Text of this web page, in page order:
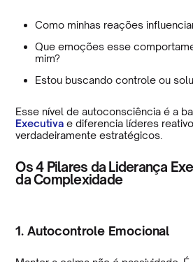
Como minhas reações
Que emoções esse
mim?
Estou buscando controle ou
Esse nível de autoconsciência é a
Executiva e diferencia líderes
verdadeiramente estratégicos.
Os 4 Pilares da Liderança
da Complexidade
1. Autocontrole Emocional